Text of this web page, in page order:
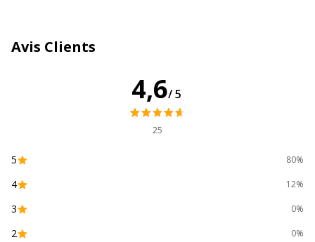
Code barre maitre
Référence produit fabricant 2406E
Epaisseur du matériau
Avis Clients
4,6/5
25
5 80%
4 12%
3 0%
2 0%